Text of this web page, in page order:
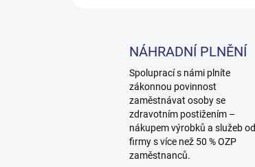
NÁHRADNÍ PLNĚNÍ
Spoluprací s námi plníte
zákonnou povinnost
zaměstnávat osoby se
zdravotním postižením –
nákupem výrobků a služeb od
firmy s více než 50 % OZP
zaměstnanců.